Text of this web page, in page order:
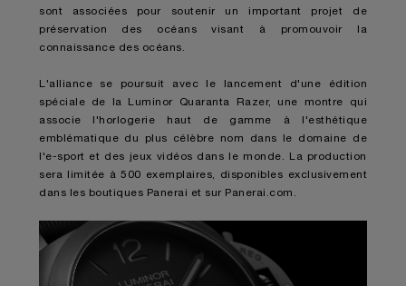
sont associées pour soutenir un important projet de
préservation des océans visant à promouvoir la
connaissance des océans.
L'alliance se poursuit avec le lancement d'une
édition
spéciale de la Luminor Quaranta Razer,
une montre qui
associe l'horlogerie haut de gamme à l'esthétique
emblématique du plus célèbre nom dans le domaine de
l'e-sport et des jeux vidéos dans le monde. La production
sera limitée à 500 exemplaires, disponibles exclusivement
dans les boutiques Panerai et sur Panerai.com.